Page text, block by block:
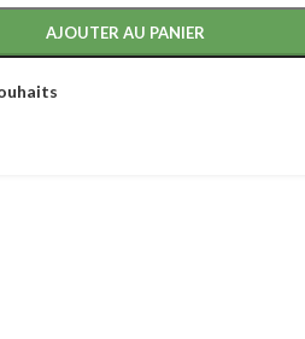
AJOUTER AU PANIER